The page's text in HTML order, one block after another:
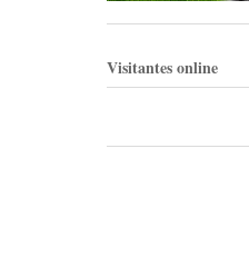
Visitantes online